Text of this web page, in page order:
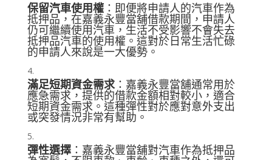
保留汽車使用權：即便將申請人的汽車作為
抵押品，在嘉義永豐當舖借款期間，申請人
仍可繼續使用汽車，生活不受影響不會失去
抵押品汽車的使用權。這對於日常生活忙碌
的申請人來說是一大優勢。
滿足短期資金需求：嘉義永豐當舖通常用於
應急需求，提供的借款金額相對較小，適合
短期資金需求。這種彈性對於應對意外支出
或突發情況非常有幫助。
彈性選擇：嘉義永豐當舖對汽車作為抵押品